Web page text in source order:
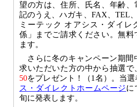
望の方は、住所、氏名、年齢、
記のうえ、ハガキ、FAX、TEL
ミーテック オアシス・ダイレ
係」までご請求ください。無料
ます。
さらに冬のキャンペーン期間
求いただいた方の中から抽選で
50をプレゼント！（1名）。当選
ス・ダイレクトホームページに
旬に発表します。